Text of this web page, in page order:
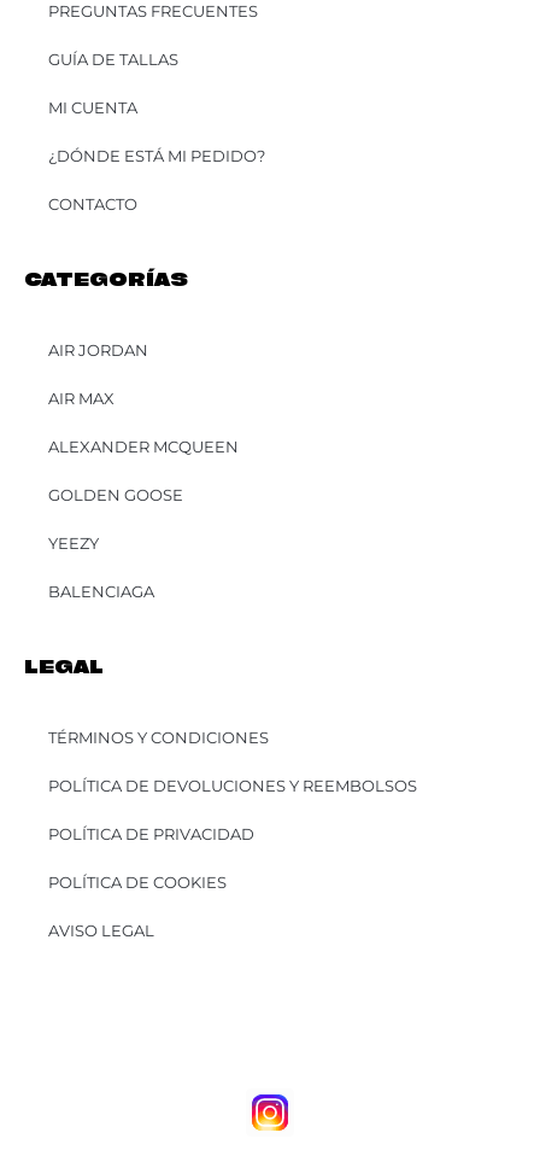
PREGUNTAS FRECUENTES
GUÍA DE TALLAS
MI CUENTA
¿DÓNDE ESTÁ MI PEDIDO?
CONTACTO
CATEGORÍAS
AIR JORDAN
AIR MAX
ALEXANDER MCQUEEN
GOLDEN GOOSE
YEEZY
BALENCIAGA
LEGAL
TÉRMINOS Y CONDICIONES
POLÍTICA DE DEVOLUCIONES Y REEMBOLSOS
POLÍTICA DE PRIVACIDAD
POLÍTICA DE COOKIES
AVISO LEGAL